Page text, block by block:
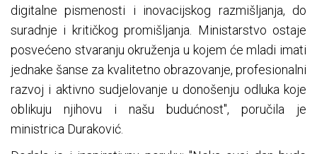
digitalne pismenosti i inovacijskog razmišljanja, do
suradnje i kritičkog promišljanja. Ministarstvo ostaje
posvećeno stvaranju okruženja u kojem će mladi imati
jednake šanse za kvalitetno obrazovanje, profesionalni
razvoj i aktivno sudjelovanje u donošenju odluka koje
oblikuju njihovu i našu budućnost", poručila je
ministrica Duraković.